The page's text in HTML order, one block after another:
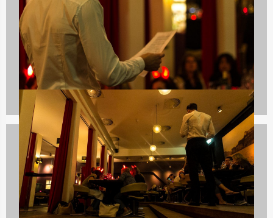
Teambuilding
56 uitjes
Quizzes